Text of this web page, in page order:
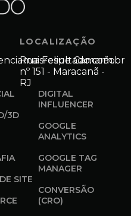
LOCALIZAÇÃO
Rua Felipe Camarão
nº 151 - Maracanã -
RJ
3D
SITE
DIGITAL
INFLUENCER
GOOGLE
ANALYTICS
GOOGLE TAG
MANAGER
CONVERSÃO
(CRO)